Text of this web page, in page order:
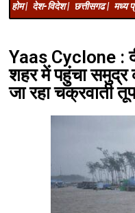
होम | देश-विदेश | छत्तीसगढ | मध्य
Yaas Cyclone :
शहर में पहुंचा समुद्र
जा रहा चक्रवाती